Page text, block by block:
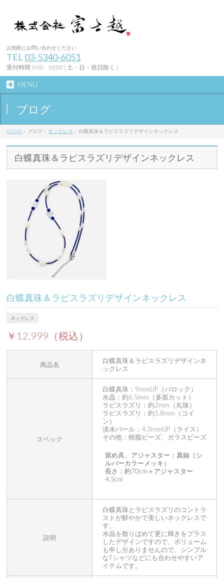
お気軽にお問い合わせください
TEL 03-5340-6051
受付時間 9:00 - 18:00 [ 土・日・祝日除く ]
MENU
ブログ
HOME » ブログ » ネックレス » 白蝶真珠＆ラピスラズリデザインネックレス
白蝶真珠＆ラピスラズリデザインネックレス
白蝶真珠＆ラピスラズリデザインネックレス
ネックレス
￥12,999（税込）
商品名
白蝶真珠＆ラピスラズリデザインネ
ックレス
スペック
白蝶真珠：9mmUP（バロック）
水晶：約6.5mm（多面カット）
ラピスラズリ：約2mm（丸珠）
ラピスラズリ：約5.8mm（コイ
ン）
淡水パール：4.3mmUP（ライス）
その他：樹脂ビーズ、ガラスビーズ
留め具、アジャスター：真鍮（シ
ルバーカラーメッキ）
長さ：約70cm＋アジャスター
4.5cm
説明
白蝶真珠とラピスラズリのコントラ
ストが鮮やかで美しいネックレスで
す。
水晶を散りばめて更に輝きをプラス
したデザインですので、ボリューム
も申し分ありませんので、シンプル
なTシャツなどにも合わせやすいア
イテムです。